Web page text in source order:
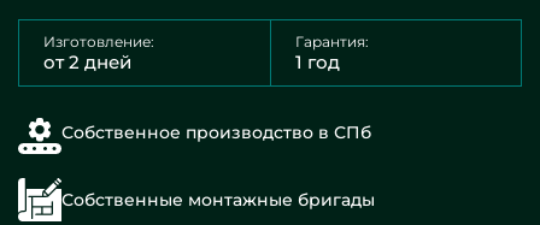
Изготовление:
от 2 дней
Гарантия:
1 год
Собственное производство в СПб
Собственные монтажные бригады